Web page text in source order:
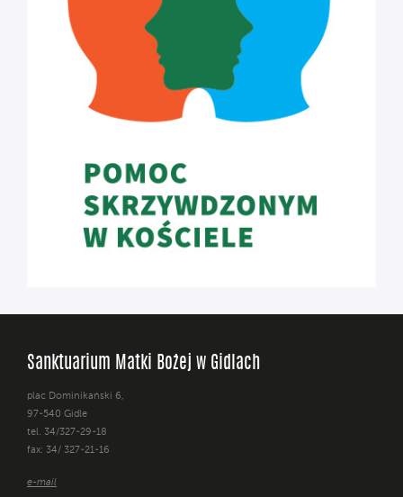
Sanktuarium Matki Bożej w Gidlach
plac Dominikański 6,
97-540 Gidle
tel. 34/327-29-18
fax: 34/ 327-21-16
e-mail